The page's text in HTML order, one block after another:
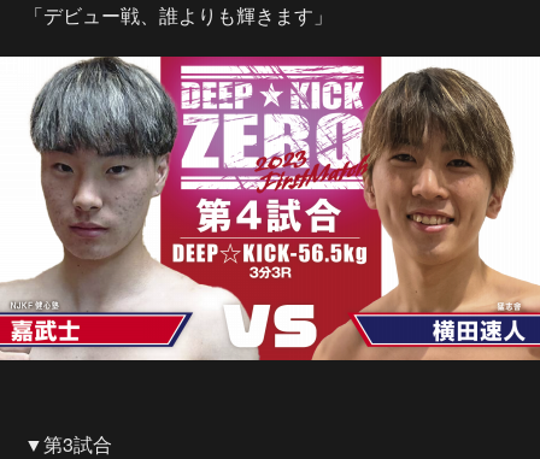
「デビュー戦、誰よりも輝きます」
▼第3試合